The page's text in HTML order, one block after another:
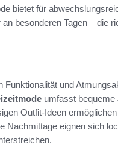
bietet für
besonderen Tagen – die
und
umfasst bequeme
Outfit-Ideen
Nachmittage eignen sich